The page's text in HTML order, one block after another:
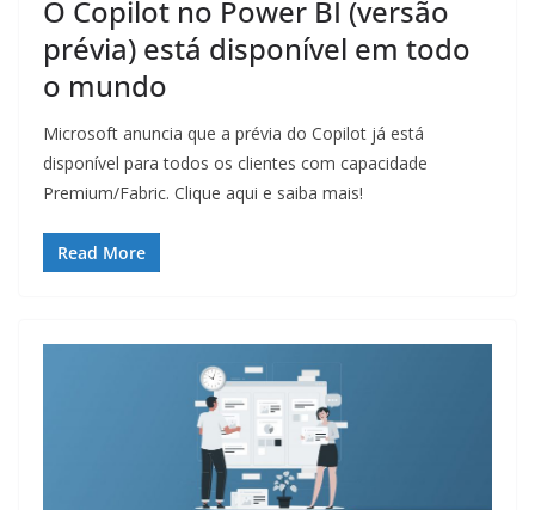
O Copilot no Power BI (versão
prévia) está disponível em todo
o mundo
Microsoft anuncia que a prévia do Copilot já está
disponível para todos os clientes com capacidade
Premium/Fabric. Clique aqui e saiba mais!
Read More